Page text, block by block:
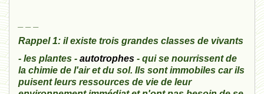
Rappel 1: il existe trois grandes classes de vivants
- les plantes - autotrophes - qui se nourrissent de
la chimie de l'air et du sol. Ils sont immobiles car ils
puisent leurs ressources de vie de leur